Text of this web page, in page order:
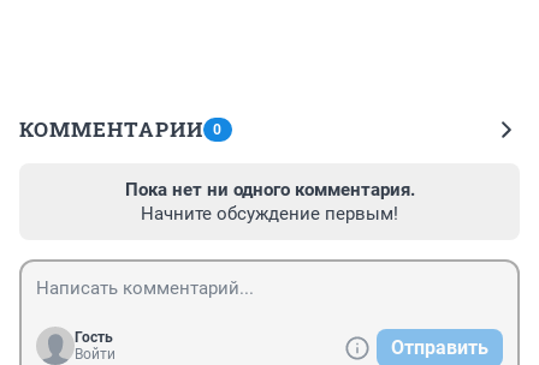
КОММЕНТАРИИ 0
Пока нет ни одного комментария.
Начните обсуждение первым!
Гость
Войти
Отправить